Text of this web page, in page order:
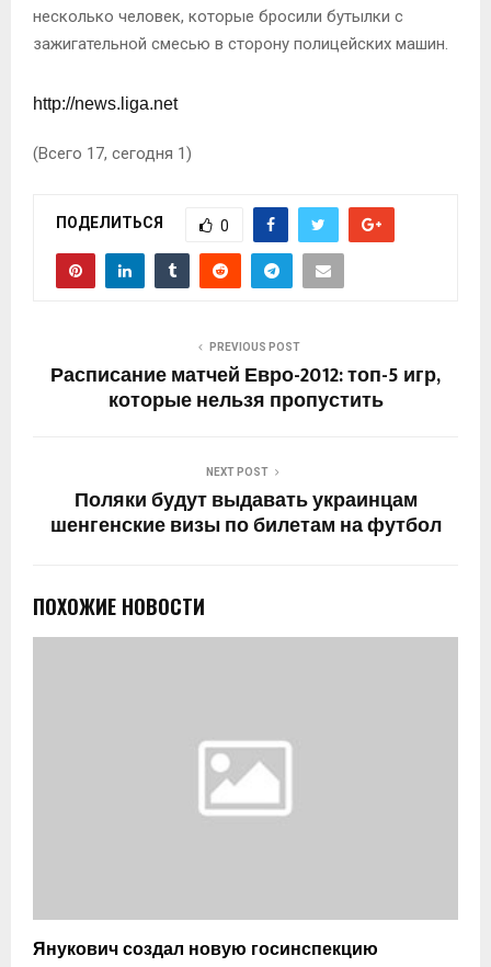
несколько человек, которые бросили бутылки с
зажигательной смесью в сторону полицейских машин.
http://news.liga.net
(Всего 17, сегодня 1)
ПОДЕЛИТЬСЯ 0
PREVIOUS POST
Расписание матчей Евро-2012: топ-5 игр,
которые нельзя пропустить
NEXT POST
Поляки будут выдавать украинцам
шенгенские визы по билетам на футбол
ПОХОЖИЕ НОВОСТИ
Янукович создал новую госинспекцию